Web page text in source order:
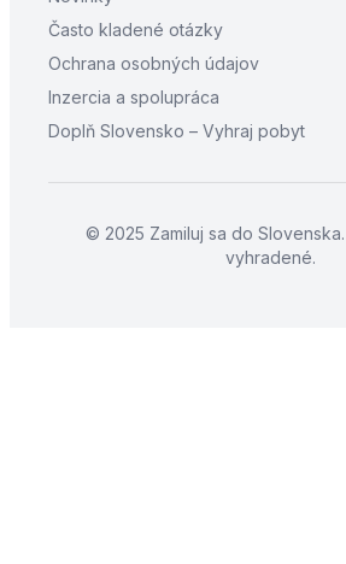
Často kladené otázky
Ochrana osobných údajov
Inzercia a spolupráca
Doplň Slovensko – Vyhraj pobyt
© 2025 Zamiluj sa do
vyhradené.